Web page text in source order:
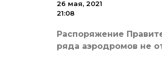
26 мая, 2021
21:08
Распоряжение
ряда аэродромов не